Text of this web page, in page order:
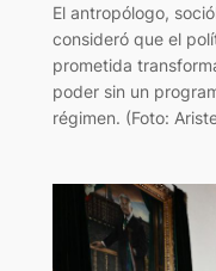
El antropólogo,
consideró que el
prometida
poder sin un
régimen. (Foto: